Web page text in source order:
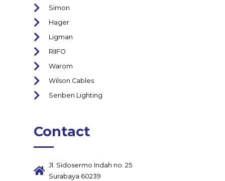
Simon
Hager
Ligman
RIIFO
Warom
Wilson Cables
Senben Lighting
Contact
Jl. Sidosermo Indah no. 25
Surabaya 60239